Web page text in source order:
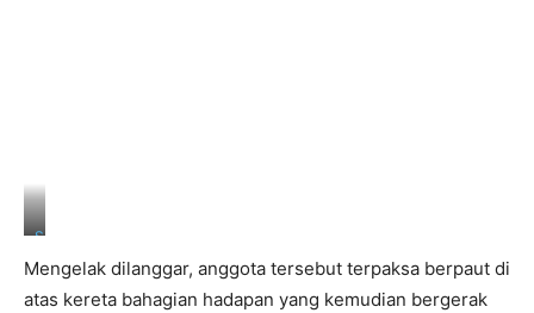
S
k
a
Mengelak dilanggar, anggota tersebut terpaksa berpaut di
atas kereta bahagian hadapan yang kemudian bergerak